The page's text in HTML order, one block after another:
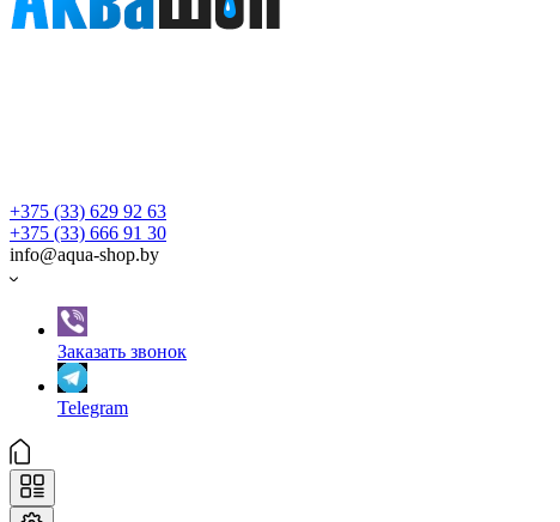
+375 (33) 629 92 63
+375 (33) 666 91 30
info@aqua-shop.by
Заказать звонок
Telegram